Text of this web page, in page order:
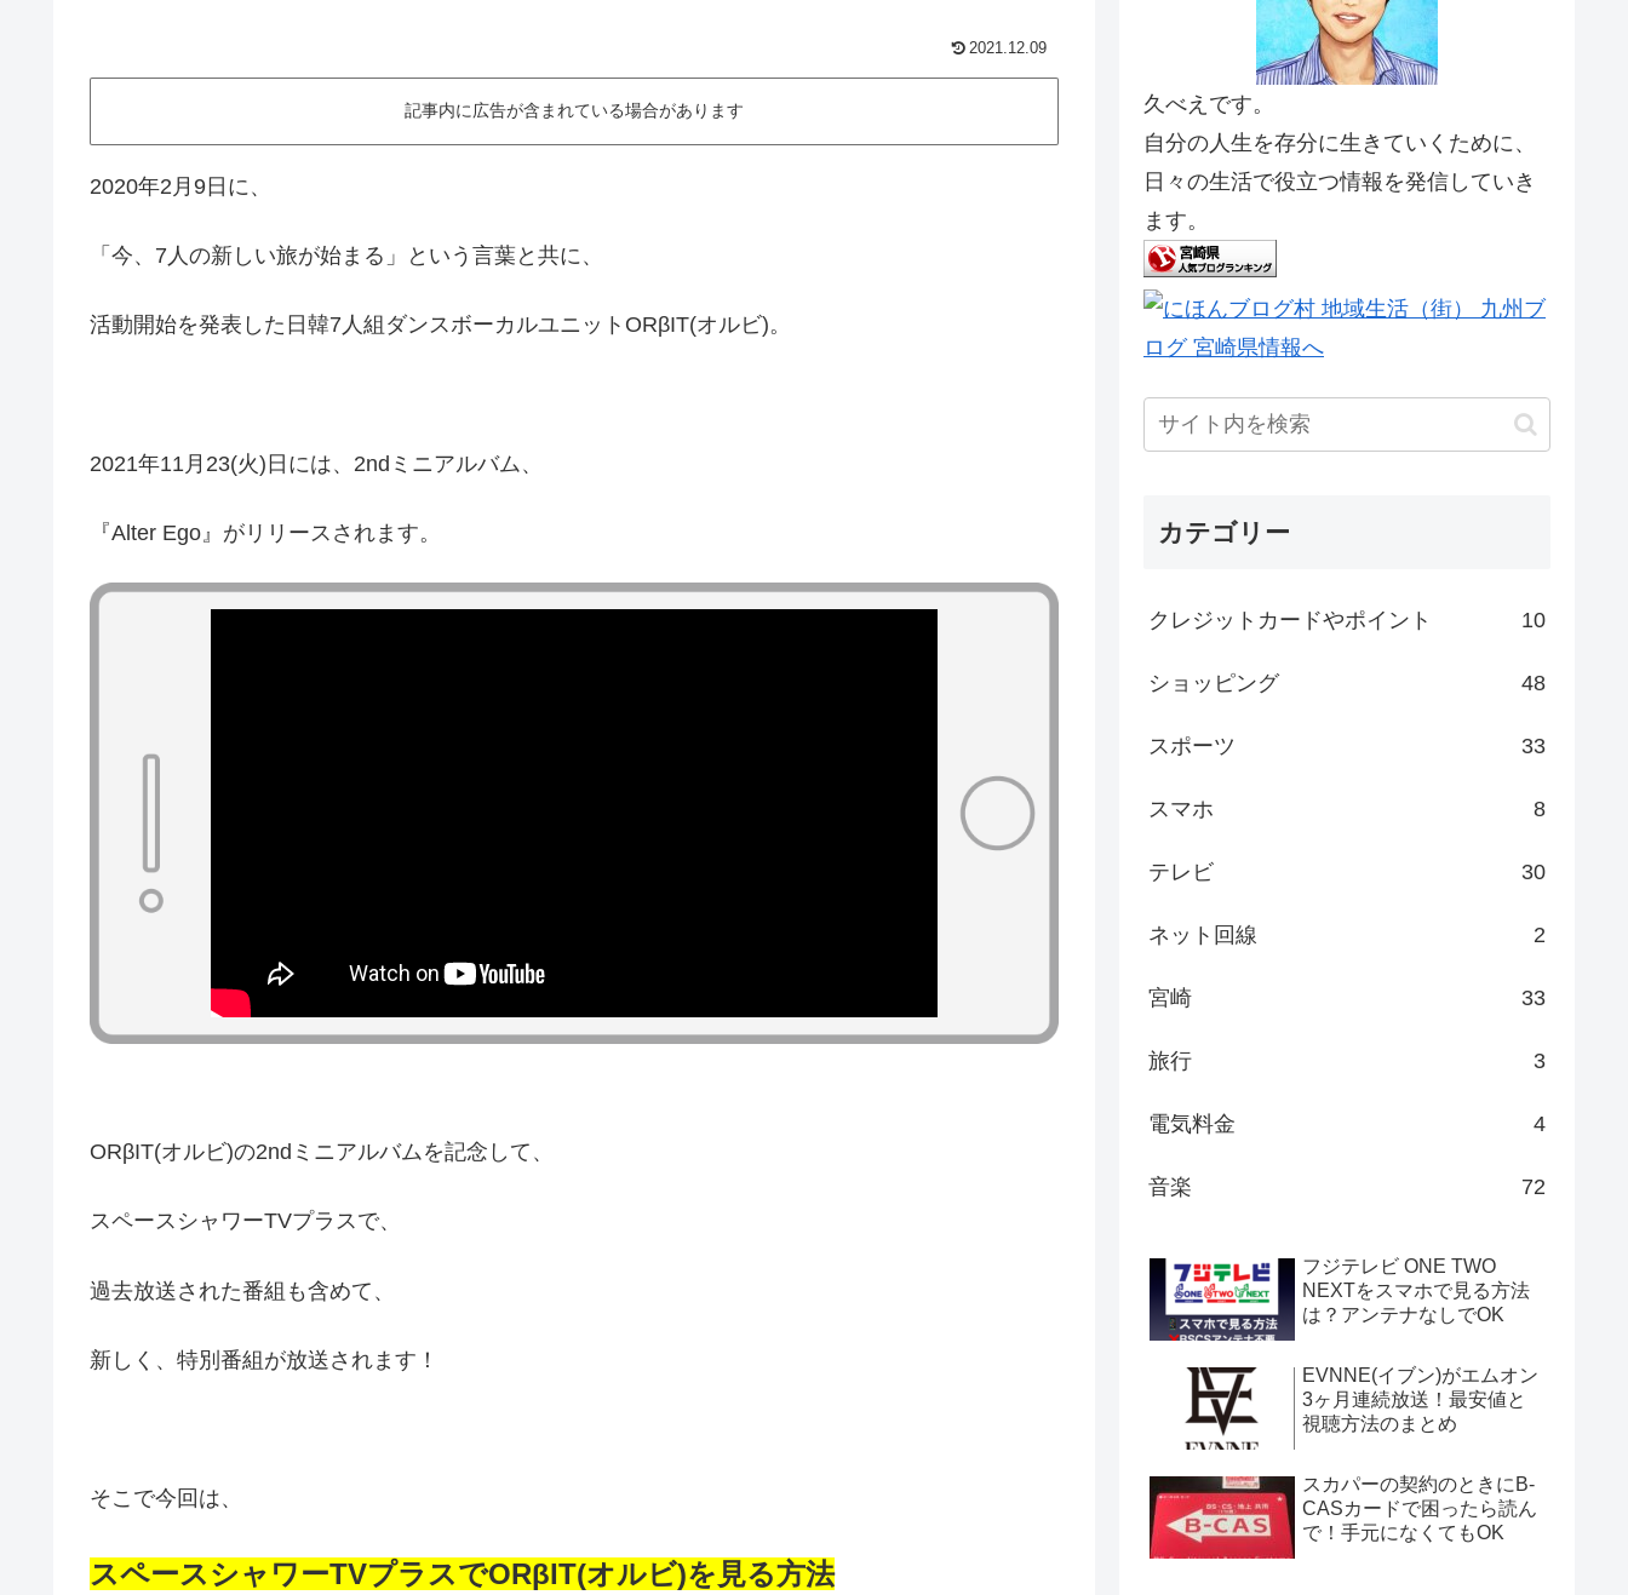
2021.12.09
記事内に広告が含まれている場合があります
2020年2月9日に、
「今、7人の新しい旅が始まる」という言葉と共に、
活動開始を発表した日韓7人組ダンスボーカルユニットORβIT(オルビ)。
2021年11月23(火)日には、2ndミニアルバム、
『Alter Ego』がリリースされます。
ORβIT(オルビ)の2ndミニアルバムを記念して、
スペースシャワーTVプラスで、
過去放送された番組も含めて、
新しく、特別番組が放送されます！
そこで今回は、
スペースシャワーTVプラスでORβIT(オルビ)を見る方法
久べえです。
自分の人生を存分に生きていくために、
日々の生活で役立つ情報を発信していき
ます。
カテゴリー
クレジットカードやポイント 10
ショッピング 48
スポーツ 33
スマホ 8
テレビ 30
ネット回線 2
宮崎 33
旅行 3
電気料金 4
音楽 72
フジテレビ ONE TWO
NEXTをスマホで見る方法
は？アンテナなしでOK
EVNNE(イブン)がエムオン
3ヶ月連続放送！最安値と
視聴方法のまとめ
スカパーの契約のときにB-
CASカードで困ったら読ん
で！手元になくてもOK